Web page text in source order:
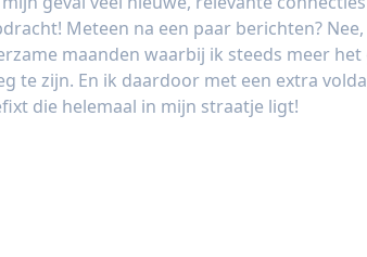
Meteen na een paar berichten?
maanden waarbij ik steeds meer
te zijn. En ik daardoor met een extra
die helemaal in mijn straatje ligt!